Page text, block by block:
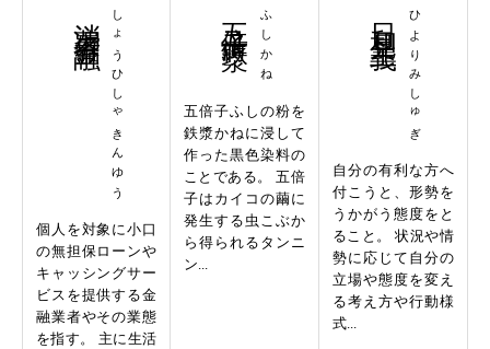
しょうひしゃきんゆう
個人を対象に小口
の無担保ローンや
キャッシングサー
ビスを提供する金
融業者やその業態
を指す。 主に生活
ふしかね
五倍子ふしの粉を
鉄漿かねに浸して
作った黒色染料の
ことである。 五倍
子はカイコの繭に
発生する虫こぶか
ら得られるタンニ
ン...
ひよりみしゅぎ
自分の有利な方へ
付こうと、形勢を
うかがう態度をと
ること。 状況や情
勢に応じて自分の
立場や態度を変え
る考え方や行動様
式...